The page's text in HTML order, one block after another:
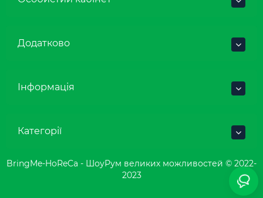
Додатково
Інформація
Категорії
BringMe-HoReCa - ШоуРум великих можливостей © 2022-
2023